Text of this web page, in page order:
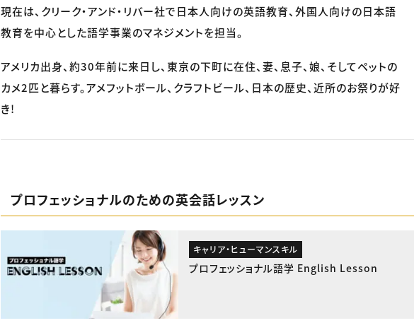
現在は、クリーク・アンド・リバー社で日本人向けの英語教育、外国人向けの日本語
教育を中心とした語学事業のマネジメントを担当。
アメリカ出身、約30年前に来日し、東京の下町に在住、妻、息子、娘、そしてペットの
カメ2匹と暮らす。アメフットボール、クラフトビール、日本の歴史、近所のお祭りが好
き!
プロフェッショナルのための英会話レッスン
キャリア・ヒューマンスキル
プロフェッショナル語学 English Lesson